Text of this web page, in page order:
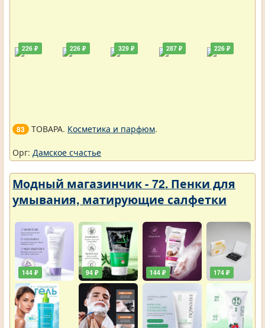
226 ₽ 226 ₽ 329 ₽ 287 ₽ 226 ₽
83 ТОВАРА. Косметика и парфюм.
Орг: Дамское счастье
Модный магазинчик - 72. Пенки для
умывания, матирующие салфетки
144 ₽ 94 ₽ 144 ₽ 174 ₽